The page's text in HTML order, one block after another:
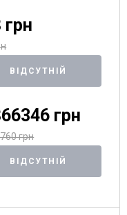
грн
ВІДСУТНІЙ
грн
грн
ВІДСУТНІЙ